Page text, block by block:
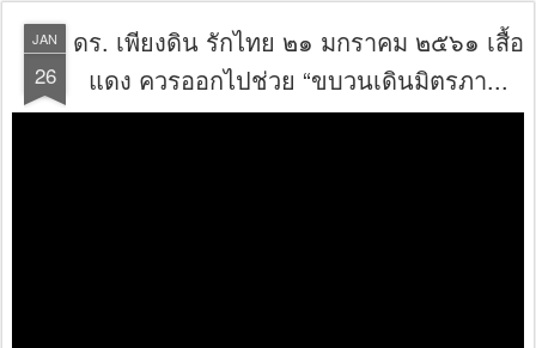
JAN
26
ดร. เพียงดิน รักไทย ๒๑ มกราคม ๒๕๖๑ เสื้อ
แดง ควรออกไปช่วย “ขบวนเดินมิตรภา...